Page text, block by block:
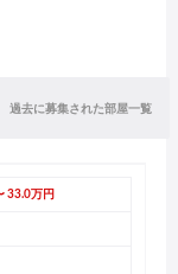
過去に募集された部屋一覧
33.0万円